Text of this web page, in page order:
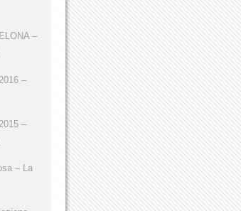
–
–
–
– La